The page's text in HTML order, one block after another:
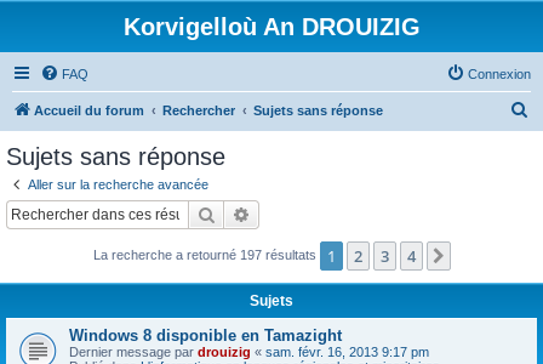
Korvigelloù An DROUIZIG
FAQ Connexion
Accueil du forum Rechercher Sujets sans réponse
c
Sujets sans réponse
Aller sur la recherche avancée
Rechercher
La recherche a retourné 197 résultats 1 2 3 4
Sujets
Windows 8 disponible en Tamazight
Dernier message par drouizig « sam. févr. 16, 2013 9:17 pm